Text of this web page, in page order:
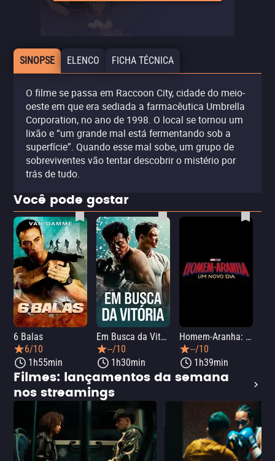
SINOPSE ELENCO FICHA TÉCNICA
O filme se passa em Raccoon City, cidade do meio-
oeste em que era sediada a farmacêutica Umbrella
Corporation, no ano de 1998. O local se tornou um
lixão e “um grande mal está fermentando sob a
superfície”. Quando esse mal sobe, um grupo de
sobreviventes vão tentar descobrir o mistério por
trás de tudo.
Você pode gostar
6 Balas
6/10
1h55min
Em Busca da Vitória
--/10
1h30min
Homem-Aranha: Um Novo Dia
--/10
1h39min
Filmes: lançamentos da semana
nos streamings